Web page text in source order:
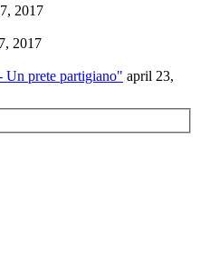
2017
2017
Un prete partigiano" april 23,